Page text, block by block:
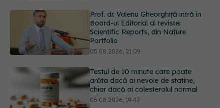
Testul de 10 minute care poate
arăta dacă ai nevoie de statine,
chiar dacă ai colesterolul normal
05.08.2026, 19:42
Unde trebuie să ții pâinea când
afară este caniculă. Greșeala care o
usucă sau o umple de mucegai în
doar câteva zile